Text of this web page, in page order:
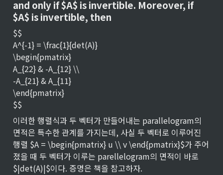
and only if $A$ is invertible. Moreover, if
$A$ is invertible, then
$$
A^{-1} = \frac{1}{det(A)}
\begin{pmatrix}
A_{22} & -A_{12} \\
-A_{21} & A_{11}
\end{pmatrix}
$$
이러한 행렬식과 두 벡터가 만들어내는 parallelogram의
면적은 특수한 관계를 가지는데, 사실 두 벡터로 이루어진
행렬 $A = \begin{pmatrix} u \\ v \end{pmatrix}$가 주어
졌을 때 두 벡터가 이루는 parellelogram의 면적이 바로
$|det(A)|$이다. 증명은 책을 참고하자.